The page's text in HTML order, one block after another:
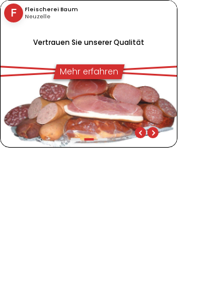
Vertrauen Sie unserer Qualität
Mehr erfahren
F
Fleischerei Baum
Neuzelle